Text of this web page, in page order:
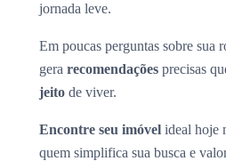
jornada leve.
Em poucas perguntas sobre sua
gera recomendações precisas
jeito de viver.
Encontre seu imóvel ideal hoje
quem simplifica sua busca e